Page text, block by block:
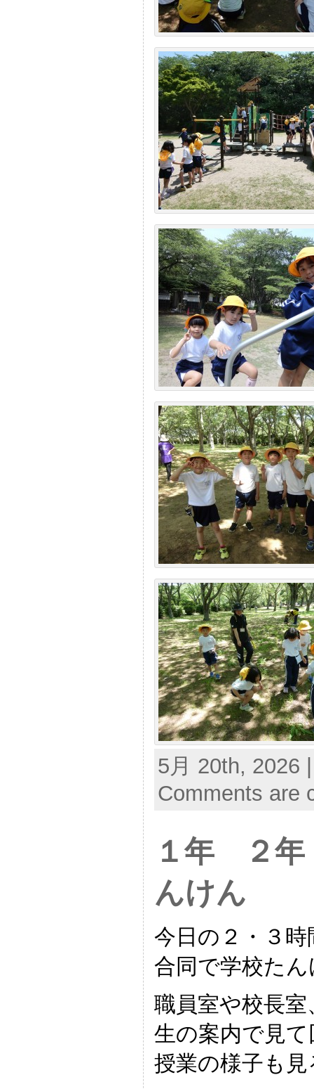
5月 20th, 2026
Comments are
１年 ２
んけん
今日の２・３
合同で学校た
職員室や校長
生の案内で見
授業の様子も